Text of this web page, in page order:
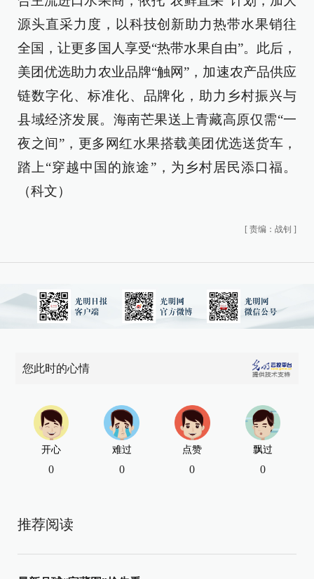
源头直采力度，以科技创新助力热带水果销往
全国，让更多国人享受“热带水果自由”。此后，
美团优选助力农业品牌“触网”，加速农产品供应
链数字化、标准化、品牌化，助力乡村振兴与
县域经济发展。海南芒果送上青藏高原仅需“一
夜之间”，更多网红水果搭载美团优选送货车，
踏上“穿越中国的旅途”，为乡村居民添口福。
（科文）
[ 责编：战钊 ]
您此时的心情
开心
0
难过
0
点赞
0
飘过
0
推荐阅读